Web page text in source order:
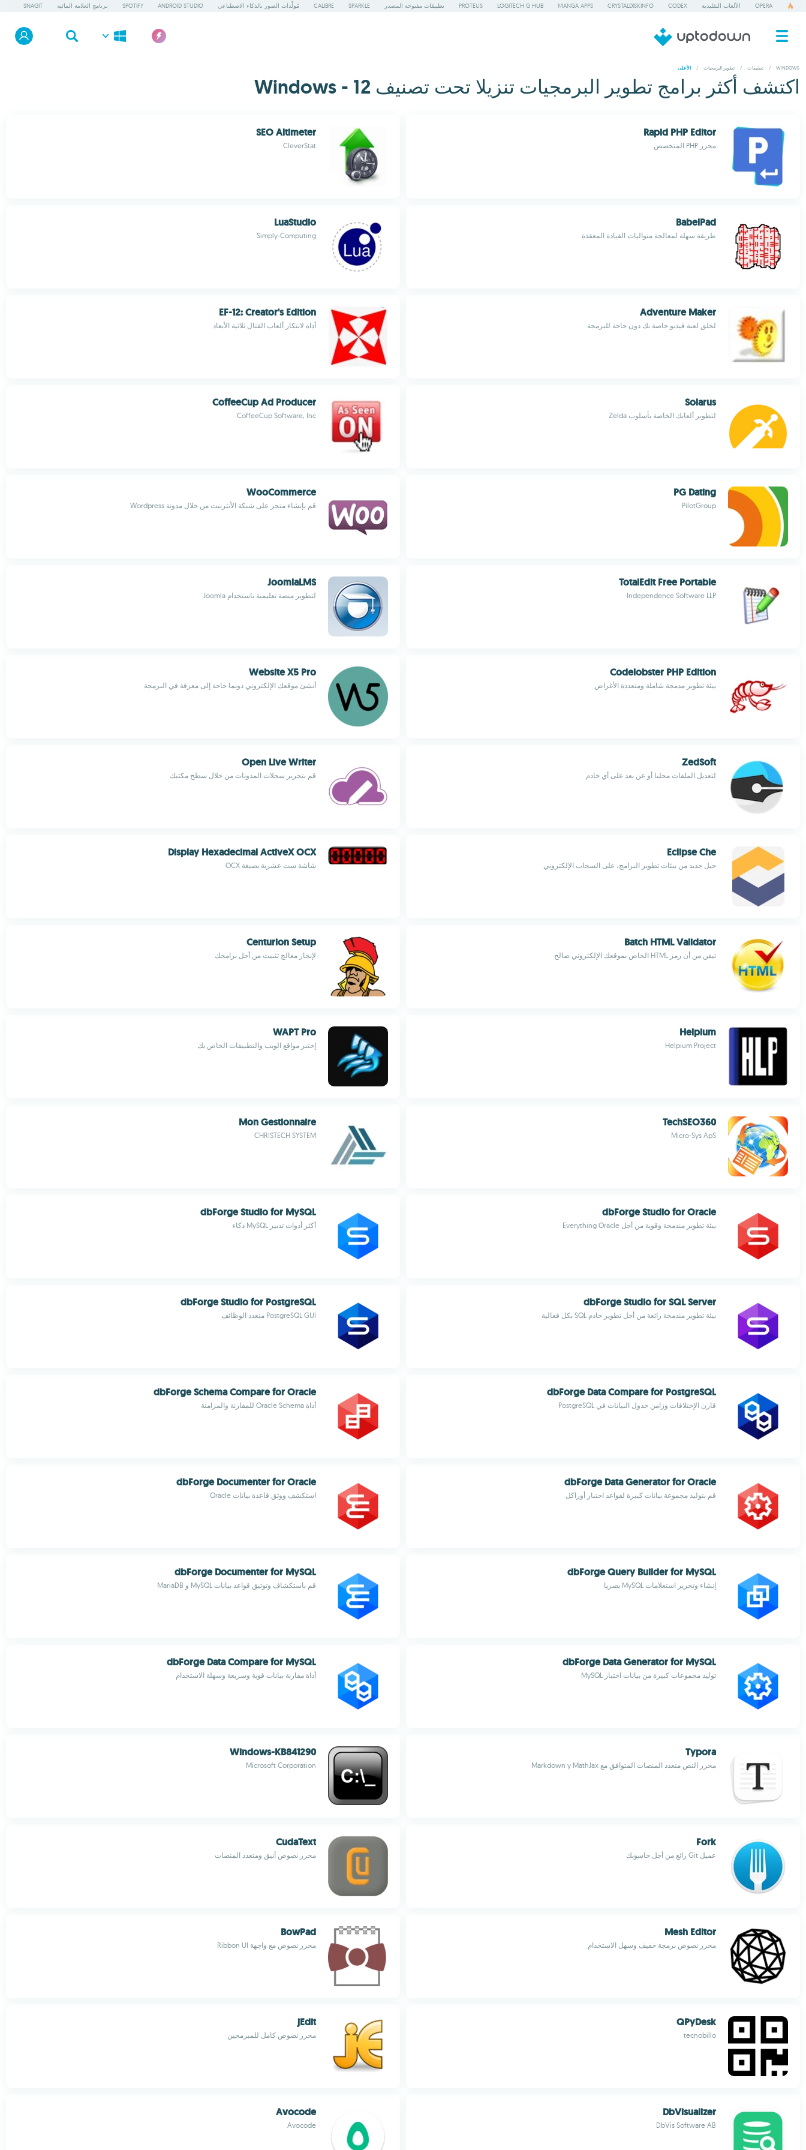
OPERA الألعاب التقليدية CODEX
CRYSTALDISKINFO
MANGA APPS
LOGITECH G HUB
PROTEUS تطبيقات مفتوحة المصدر SPARKLE
CALIBRE مُولِّدات الصور بالذكاء الاصطناعي ANDROID STUDIO
SPOTIFY برنامج العلامة المائية SNAGIT
WINDOWS
/ تطبيقات / تطوير البرمجيات / الأعلى
اكتشف أكثر برامج تطوير البرمجيات تنزيلا تحت تصنيف Windows - 12
Rapid PHP Editor
محرر PHP المتخصص
SEO Altimeter
CleverStat
BabelPad
طريقة سهلة لمعالجة متواليات القيادة المعقدة
LuaStudio
Simply-Computing
Adventure Maker
لخلق لعبة فيديو خاصة بك دون حاجة للبرمجة
EF-12: Creator's Edition
أداة لابتكار ألعاب القتال ثلاثية الأبعاد
Solarus
لتطوير ألعابك الخاصة بأسلوب Zelda
CoffeeCup Ad Producer
CoffeeCup Software, Inc.
PG Dating
PilotGroup
WooCommerce
قم بإنشاء متجر على شبكة الأنترنيت من خلال مدونة Wordpress
TotalEdit Free Portable
Independence Software LLP
JoomlaLMS
لتطوير منصة تعليمية باستخدام Joomla
Codelobster PHP Edition
بيئة تطوير مدمجة شاملة ومتعددة الأغراض
Website X5 Pro
أنشئ موقعك الإلكتروني دونما حاجة إلى معرفة في البرمجة
ZedSoft
لتعديل الملفات محليا أو عن بعد على أي خادم
Open Live Writer
قم بتحرير سجلات المدونات من خلال سطح مكتبك
Eclipse Che
جيل جديد من بيئات تطوير البرامج، على السحاب الإلكتروني
Display Hexadecimal ActiveX OCX
شاشة ست عشرية بصيغة OCX
Batch HTML Validator
تيقن من أن رمز HTML الخاص بموقعك الإلكتروني صالح
Centurion Setup
لإنجاز معالج تثبيث من أجل برامجك
Helpium
Helpium Project
WAPT Pro
إختبر مواقع الويب والتطبيقات الخاص بك
TechSEO360
Micro-Sys ApS
Mon Gestionnaire
CHRISTECH SYSTEM
dbForge Studio for Oracle
بيئة تطوير مندمجة وقوية من أجل Everything Oracle
dbForge Studio for MySQL
أكثر أدوات تدبير MySQL ذكاء
dbForge Studio for SQL Server
بيئة تطوير مندمجة رائعة من أجل تطوير خادم SQL بكل فعالية
dbForge Studio for PostgreSQL
PostgreSQL GUI متعدد الوظائف
dbForge Data Compare for PostgreSQL
قارن الإختلافات وزامن جدول البيانات في PostgreSQL
dbForge Schema Compare for Oracle
أداة Oracle Schema للمقارنة والمزامنة
dbForge Data Generator for Oracle
قم بتوليد مجموعة بيانات كبيرة لقواعد اختبار أوراكل
dbForge Documenter for Oracle
استكشف ووثق قاعدة بيانات Oracle
dbForge Query Builder for MySQL
إنشاء وتحرير استعلامات MySQL بصريا
dbForge Documenter for MySQL
قم باستكشاف وتوثيق قواعد بيانات MySQL و MariaDB
dbForge Data Generator for MySQL
توليد مجموعات كبيرة من بيانات اختبار MySQL
dbForge Data Compare for MySQL
أداة مقارنة بيانات قوية وسريعة وسهلة الاستخدام
Typora
محرر النص متعدد المنصات المتوافق مع Markdown y MathJax
Windows-KB841290
Microsoft Corporation
Fork
عميل Git رائع من أجل حاسوبك
CudaText
محرر نصوص أنيق ومتعدد المنصات
Mesh Editor
محرر نصوص برمجة خفيف وسهل الاستخدام
BowPad
محرر نصوص مع واجهة Ribbon UI
QPyDesk
tecnobillo
jEdit
محرر نصوص كامل للمبرمجين
DbVisualizer
DbVis Software AB
Avocode
Avocode